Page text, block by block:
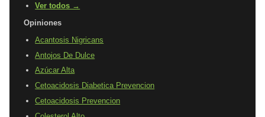
Ver todos →
Opiniones
Acantosis Nigricans
Antojos De Dulce
Azúcar Alta
Cetoacidosis Diabetica Prevencion
Cetoacidosis Prevencion